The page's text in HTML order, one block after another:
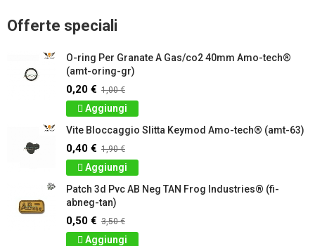
Offerte speciali
O-ring Per Granate A Gas/co2 40mm Amo-tech®
(amt-oring-gr)
0,20 € 1,00 €
Aggiungi
Vite Bloccaggio Slitta Keymod Amo-tech® (amt-63)
0,40 € 1,90 €
Aggiungi
Patch 3d Pvc AB Neg TAN Frog Industries® (fi-
abneg-tan)
0,50 € 3,50 €
Aggiungi